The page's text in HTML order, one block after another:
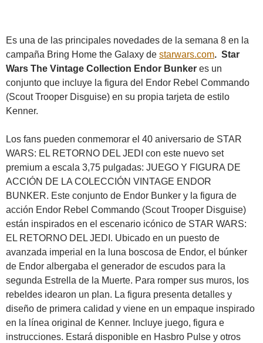
Es una de las principales novedades de la semana 8 en la
campaña Bring Home the Galaxy de starwars.com. Star
Wars The Vintage Collection Endor Bunker es un
conjunto que incluye la figura del Endor Rebel Commando
(Scout Trooper Disguise) en su propia tarjeta de estilo
Kenner.
Los fans pueden conmemorar el 40 aniversario de STAR
WARS: EL RETORNO DEL JEDI con este nuevo set
premium a escala 3,75 pulgadas: JUEGO Y FIGURA DE
ACCIÓN DE LA COLECCIÓN VINTAGE ENDOR
BUNKER. Este conjunto de Endor Bunker y la figura de
acción Endor Rebel Commando (Scout Trooper Disguise)
están inspirados en el escenario icónico de STAR WARS:
EL RETORNO DEL JEDI. Ubicado en un puesto de
avanzada imperial en la luna boscosa de Endor, el búnker
de Endor albergaba el generador de escudos para la
segunda Estrella de la Muerte. Para romper sus muros, los
rebeldes idearon un plan. La figura presenta detalles y
diseño de primera calidad y viene en un empaque inspirado
en la línea original de Kenner. Incluye juego, figura e
instrucciones. Estará disponible en Hasbro Pulse y otros